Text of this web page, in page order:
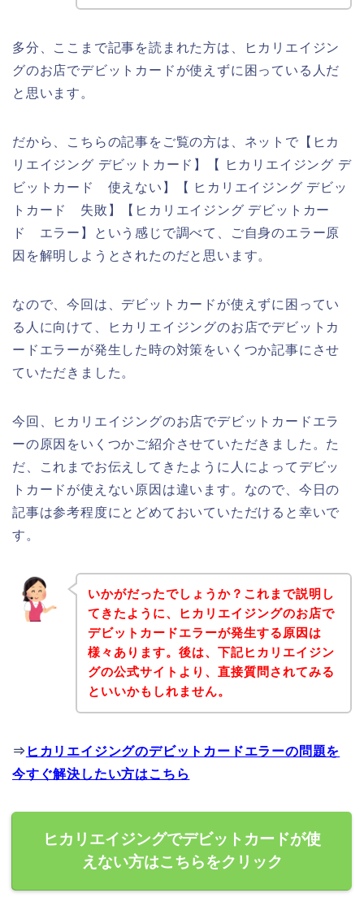
多分、ここまで記事を読まれた方は、ヒカリエイジン
グのお店でデビットカードが使えずに困っている人だ
と思います。
だから、こちらの記事をご覧の方は、ネットで【ヒカ
リエイジング デビットカード】【 ヒカリエイジング デ
ビットカード 使えない】【 ヒカリエイジング デビッ
トカード 失敗】【ヒカリエイジング デビットカー
ド エラー】という感じで調べて、ご自身のエラー原
因を解明しようとされたのだと思います。
なので、今回は、デビットカードが使えずに困ってい
る人に向けて、ヒカリエイジングのお店でデビットカ
ードエラーが発生した時の対策をいくつか記事にさせ
ていただきました。
今回、ヒカリエイジングのお店でデビットカードエラ
ーの原因をいくつかご紹介させていただきました。た
だ、これまでお伝えしてきたように人によってデビッ
トカードが使えない原因は違います。なので、今日の
記事は参考程度にとどめておいていただけると幸いで
す。
いかがだったでしょうか？これまで説明し
てきたように、ヒカリエイジングのお店で
デビットカードエラーが発生する原因は
様々あります。後は、下記ヒカリエイジン
グの公式サイトより、直接質問されてみる
といいかもしれません。
⇒ ヒカリエイジングのデビットカードエラーの問題を
今すぐ解決したい方はこちら
ヒカリエイジングでデビットカードが使
えない方はこちらをクリック